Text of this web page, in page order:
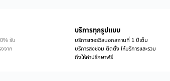
รับ
จาก
บริการทุกรูปแบบ
บริการเซอร์วิสนอกสถานที่ 1 ปีเต็ม
บริการส่งซ่อม ติดตั้ง ให้บริการและรวม
ถึงให้คำปรึกษาฟรี